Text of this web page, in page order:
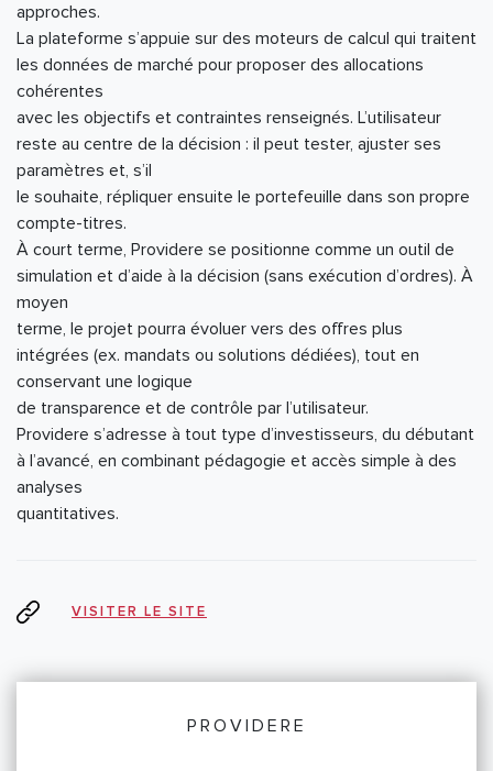
approches.
La plateforme s’appuie sur des moteurs de calcul qui traitent
les données de marché pour proposer des allocations
cohérentes
avec les objectifs et contraintes renseignés. L’utilisateur
reste au centre de la décision : il peut tester, ajuster ses
paramètres et, s’il
le souhaite, répliquer ensuite le portefeuille dans son propre
compte-titres.
À court terme, Providere se positionne comme un outil de
simulation et d’aide à la décision (sans exécution d’ordres). À
moyen
terme, le projet pourra évoluer vers des offres plus
intégrées (ex. mandats ou solutions dédiées), tout en
conservant une logique
de transparence et de contrôle par l’utilisateur.
Providere s’adresse à tout type d’investisseurs, du débutant
à l’avancé, en combinant pédagogie et accès simple à des
analyses
quantitatives.
VISITER LE SITE
PROVIDERE